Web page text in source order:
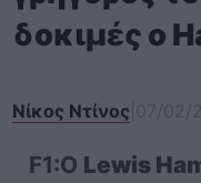
δοκιμές ο
Νίκος Ντίνος
F1:Ο Lewis